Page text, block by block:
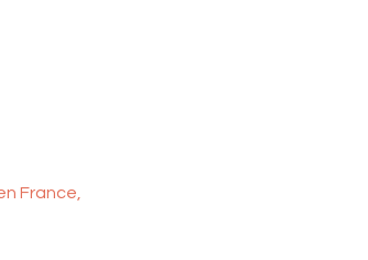
France,